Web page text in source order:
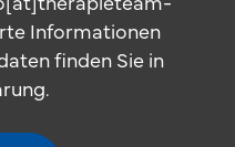
Informationen
finden Sie in